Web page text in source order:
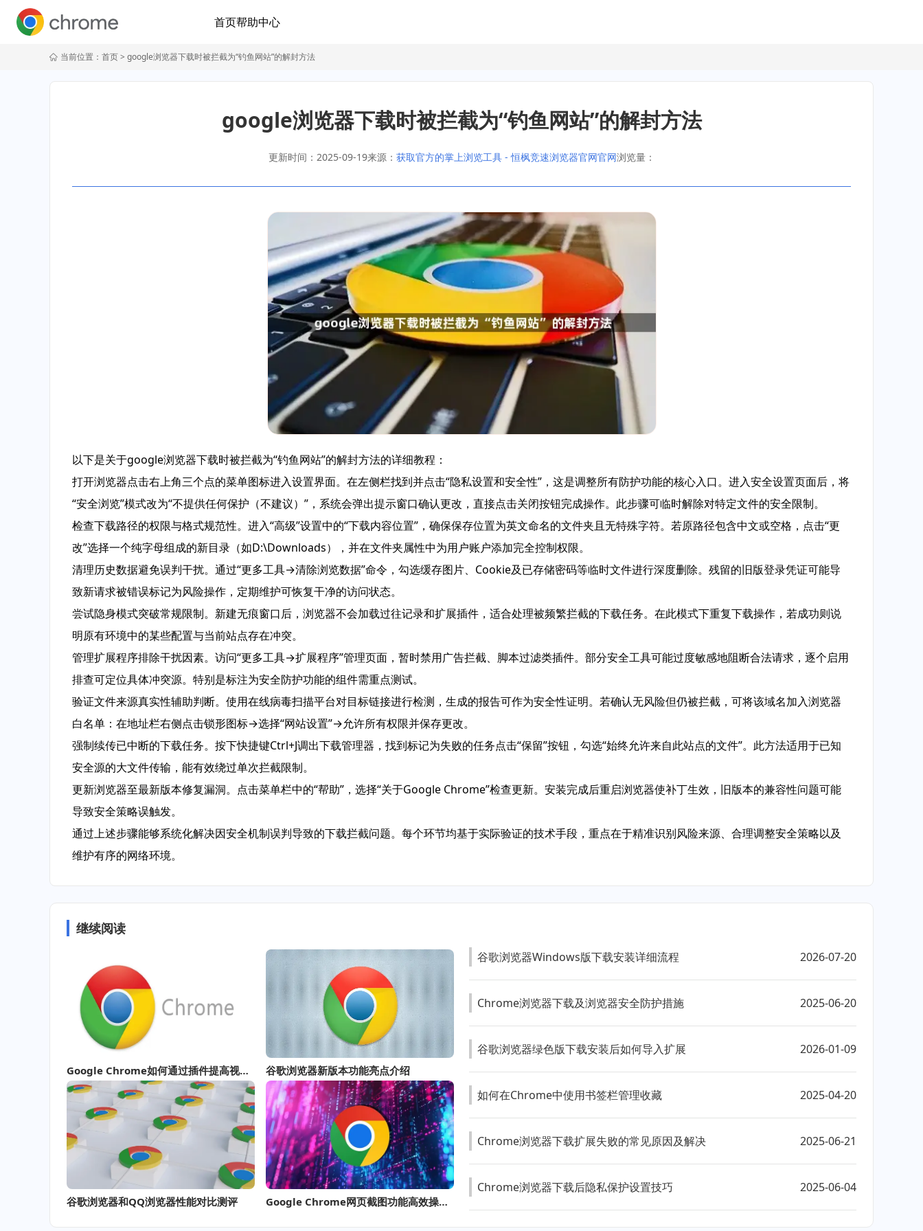
首页帮助中心
当前位置： 首页> google浏览器下载时被拦截为“钓鱼网站”的解封方法
google浏览器下载时被拦截为“钓鱼网站”的解封方法
更新时间：2025-09-19来源： 获取官方的掌上浏览工具 - 恒枫竞速浏览器官网官网浏览量：
以下是关于google浏览器下载时被拦截为“钓鱼网站”的解封方法的详细教程：
打开浏览器点击右上角三个点的菜单图标进入设置界面。在左侧栏找到并点击“隐私设置和安全性”，这是调整所有防护功能的核心入口。进入安全设置页面后，将
“安全浏览”模式改为“不提供任何保护（不建议）”，系统会弹出提示窗口确认更改，直接点击关闭按钮完成操作。此步骤可临时解除对特定文件的安全限制。
检查下载路径的权限与格式规范性。进入“高级”设置中的“下载内容位置”，确保保存位置为英文命名的文件夹且无特殊字符。若原路径包含中文或空格，点击“更
改”选择一个纯字母组成的新目录（如D:\Downloads），并在文件夹属性中为用户账户添加完全控制权限。
清理历史数据避免误判干扰。通过“更多工具→清除浏览数据”命令，勾选缓存图片、Cookie及已存储密码等临时文件进行深度删除。残留的旧版登录凭证可能导
致新请求被错误标记为风险操作，定期维护可恢复干净的访问状态。
尝试隐身模式突破常规限制。新建无痕窗口后，浏览器不会加载过往记录和扩展插件，适合处理被频繁拦截的下载任务。在此模式下重复下载操作，若成功则说
明原有环境中的某些配置与当前站点存在冲突。
管理扩展程序排除干扰因素。访问“更多工具→扩展程序”管理页面，暂时禁用广告拦截、脚本过滤类插件。部分安全工具可能过度敏感地阻断合法请求，逐个启用
排查可定位具体冲突源。特别是标注为安全防护功能的组件需重点测试。
验证文件来源真实性辅助判断。使用在线病毒扫描平台对目标链接进行检测，生成的报告可作为安全性证明。若确认无风险但仍被拦截，可将该域名加入浏览器
白名单：在地址栏右侧点击锁形图标→选择“网站设置”→允许所有权限并保存更改。
强制续传已中断的下载任务。按下快捷键Ctrl+J调出下载管理器，找到标记为失败的任务点击“保留”按钮，勾选“始终允许来自此站点的文件”。此方法适用于已知
安全源的大文件传输，能有效绕过单次拦截限制。
更新浏览器至最新版本修复漏洞。点击菜单栏中的“帮助”，选择“关于Google Chrome”检查更新。安装完成后重启浏览器使补丁生效，旧版本的兼容性问题可能
导致安全策略误触发。
通过上述步骤能够系统化解决因安全机制误判导致的下载拦截问题。每个环节均基于实际验证的技术手段，重点在于精准识别风险来源、合理调整安全策略以及
维护有序的网络环境。
继续阅读
Google Chrome如何通过插件提高视频播放质量 谷歌浏览器新版本功能亮点介绍
谷歌浏览器和QQ浏览器性能对比测评 Google Chrome网页截图功能高效操作策略分享
谷歌浏览器Windows版下载安装详细流程 2026-07-20
Chrome浏览器下载及浏览器安全防护措施 2025-06-20
谷歌浏览器绿色版下载安装后如何导入扩展 2026-01-09
如何在Chrome中使用书签栏管理收藏 2025-04-20
Chrome浏览器下载扩展失败的常见原因及解决 2025-06-21
Chrome浏览器下载后隐私保护设置技巧 2025-06-04